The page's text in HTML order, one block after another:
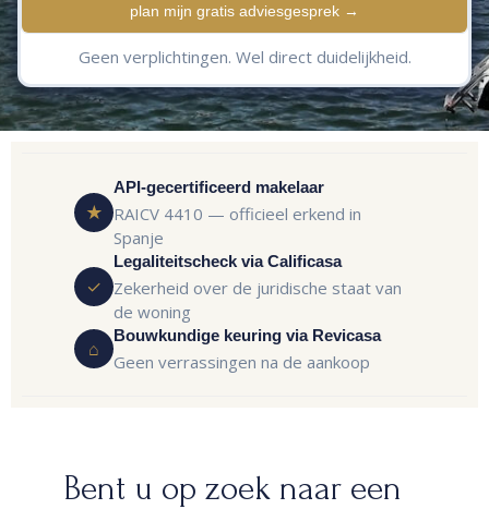
plan mijn gratis adviesgesprek →
Geen verplichtingen. Wel direct duidelijkheid.
★
API-gecertificeerd makelaar
RAICV 4410 — officieel erkend in
Spanje
✓
Legaliteitscheck via Calificasa
Zekerheid over de juridische staat van
de woning
⌂
Bouwkundige keuring via Revicasa
Geen verrassingen na de aankoop
Bent u op zoek naar een